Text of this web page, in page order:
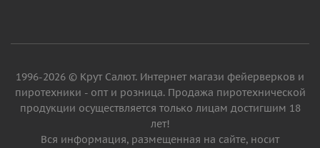
1996-2026 © Крут Салют. Интернет магази фейерверков и
пиротехники - опт и розница. Продажа пиротехнической
продукции осуществляется только лицам достигшим 18
лет!
Вся информация, размещенная на сайте, носит